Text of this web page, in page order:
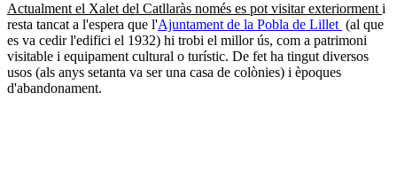
Actualment el Xalet del Catllaràs només es pot visitar exteriorment i
resta tancat a l'espera que l'Ajuntament de la Pobla de Lillet (al que
es va cedir l'edifici el 1932) hi trobi el millor ús, com a patrimoni
visitable i equipament cultural o turístic. De fet ha tingut diversos
usos (als anys setanta va ser una casa de colònies) i èpoques
d'abandonament.